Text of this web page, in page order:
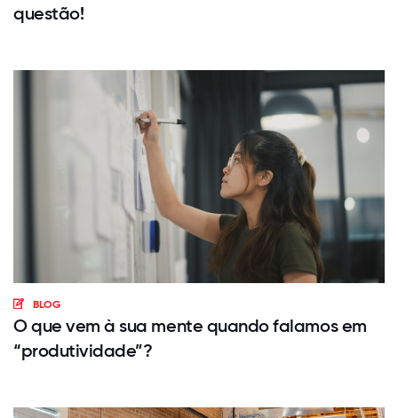
questão!
BLOG
O que vem à sua mente quando falamos em
“produtividade”?